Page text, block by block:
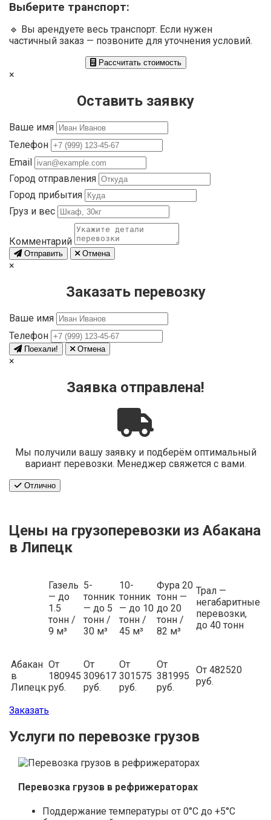
Выберите транспорт:
🔹 Вы арендуете весь транспорт. Если нужен
частичный заказ — позвоните для уточнения условий.
Рассчитать стоимость
×
Оставить заявку
Ваше имя
Телефон
Email
Город отправления
Город прибытия
Груз и вес
Комментарий
Отправить Отмена
×
Заказать перевозку
Ваше имя
Телефон
Поехали! Отмена
×
Заявка отправлена!
Мы получили вашу заявку и подберём оптимальный
вариант перевозки. Менеджер свяжется с вами.
Отлично
Цены на грузоперевозки из Абакана
в Липецк
Газель
— до
1.5
тонн /
9 м³
5-
тонник
— до 5
тонн /
30 м³
10-
тонник
— до 10
тонн /
45 м³
Фура 20
тонн —
до 20
тонн /
82 м³
Трал —
негабаритные
перевозки,
до 40 тонн
Абакан
в
Липецк
От
180945
руб.
От
309617
руб.
От
301575
руб.
От
381995
руб.
От 482520
руб.
Заказать
Услуги по перевозке грузов
Перевозка грузов в рефрижераторах
Поддержание температуры от 0°С до +5°С